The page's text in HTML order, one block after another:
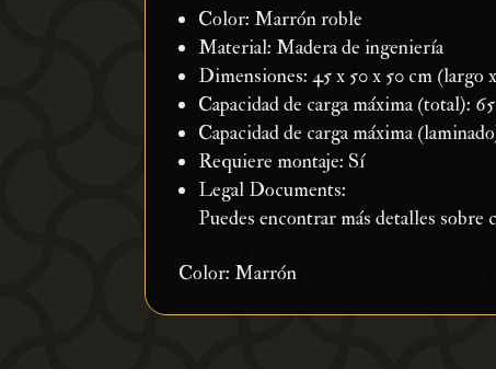
Color: Marrón roble
Material: Madera de ingeniería
Dimensiones: 45 x 50 x 50 cm (largo
Capacidad de carga máxima (total):
Capacidad de carga máxima
Requiere montaje: Sí
Legal Documents:
Puedes encontrar más detalles
Color: Marrón